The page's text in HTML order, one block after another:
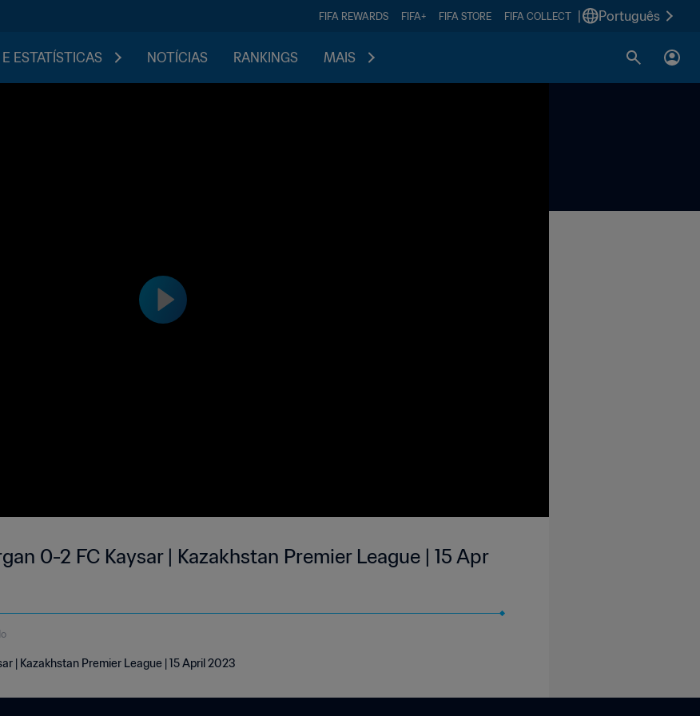
FIFA REWARDS FIFA+ FIFA STORE FIFA COLLECT Português
ESTATÍSTICAS NOTÍCIAS RANKINGS MAIS
0-2 FC Kaysar | Kazakhstan Premier League | 15 Apr
| Kazakhstan Premier League | 15 April 2023